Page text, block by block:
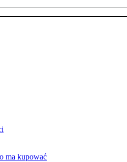
ma kupować